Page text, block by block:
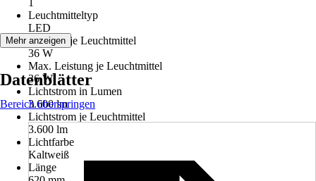
1
Leuchtmitteltyp
LED
Leistung je Leuchtmittel
36 W
Max. Leistung je Leuchtmittel
36 W
Lichtstrom in Lumen
3.600 lm
Lichtstrom je Leuchtmittel
3.600 lm
Lichtfarbe
Kaltweiß
Länge
Mehr anzeigen
Datenblätter
Bereich überspringen